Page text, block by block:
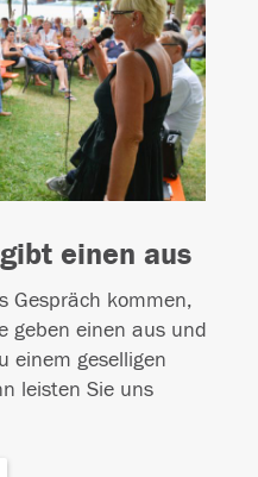
einen aus
Gespräch kommen,
geben einen aus und
einem geselligen
leisten Sie uns